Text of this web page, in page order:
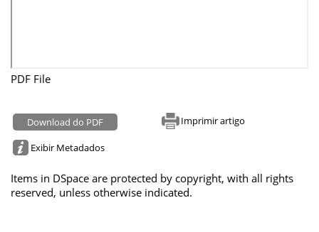
PDF File
Download do PDF Imprimir artigo
Exibir Metadados
Items in DSpace are protected by copyright, with all rights
reserved, unless otherwise indicated.